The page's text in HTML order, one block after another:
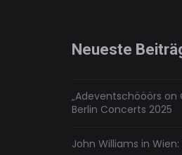
Neueste
„Adeventschööörs on
Berlin Concerts 2025
John Williams in